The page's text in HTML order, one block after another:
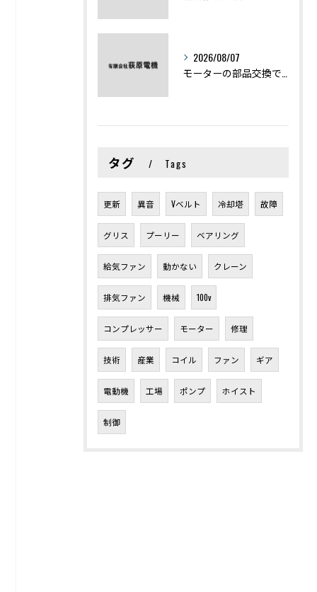
2026/08/07
タグ Tags
更新 異音 Vベルト 冷却塔 故障
グリス プーリー ベアリング
給気ファン 動かない クレーン
排気ファン 機械 100v
コンプレッサー モーター 修理
技術 産業 コイル ファン ギア
電動機 工場 ポンプ ホイスト
制御